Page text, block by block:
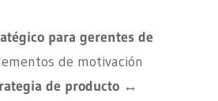
para gerentes de
de motivación
de producto ↔